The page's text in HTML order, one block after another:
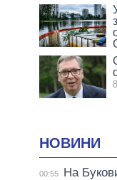
НОВИНИ
00:55
На